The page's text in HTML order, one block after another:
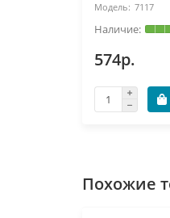
7117
574р.
Похожие